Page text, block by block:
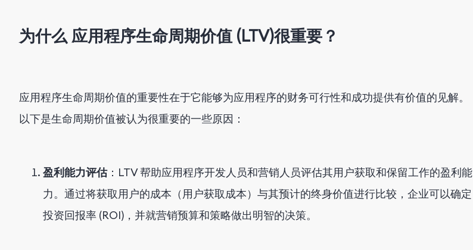
为什么 应用程序生命周期价值 (LTV)很重要？
应用程序生命周期价值的重要性在于它能够为应用程序的财务可行性和成功提供有价值的见解。
以下是生命周期价值被认为很重要的一些原因：
盈利能力评估：LTV 帮助应用程序开发人员和营销人员评估其用户获取和保留工作的盈利能
力。通过将获取用户的成本（用户获取成本）与其预计的终身价值进行比较，企业可以确定
投资回报率 (ROI)，并就营销预算和策略做出明智的决策。